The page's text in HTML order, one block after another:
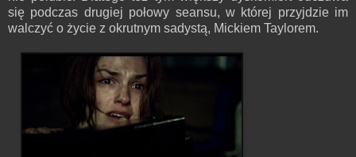
się podczas drugiej połowy seansu, w której przyjdzie im
walczyć o życie z okrutnym sadystą, Mickiem Taylorem.